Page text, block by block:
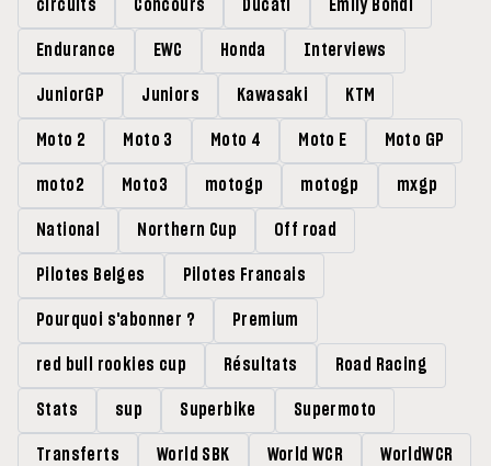
circuits Concours Ducati Emily Bondi
Endurance EWC Honda Interviews
JuniorGP Juniors Kawasaki KTM
Moto 2 Moto 3 Moto 4 Moto E Moto GP
moto2 Moto3 motogp motogp mxgp
National Northern Cup Off road
Pilotes Belges Pilotes Francais
Pourquoi s'abonner ? Premium
red bull rookies cup Résultats Road Racing
Stats sup Superbike Supermoto
Transferts World SBK World WCR WorldWCR